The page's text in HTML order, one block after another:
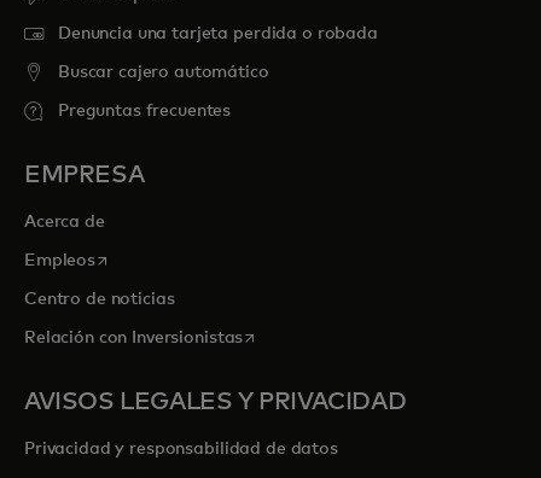
Denuncia una tarjeta perdida o robada
Buscar cajero automático
Preguntas frecuentes
EMPRESA
Acerca de
Empleosse abre en una pestaña nueva
Centro de noticias
Relación con Inversionistasse abre en una pestaña nueva
AVISOS LEGALES Y PRIVACIDAD
Privacidad y responsabilidad de datos